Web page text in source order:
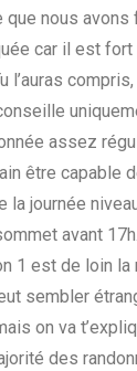
que nous avons
car il est
l’auras
assez
être capable
la journée
avant
1 est de loin la
sembler
on va
des